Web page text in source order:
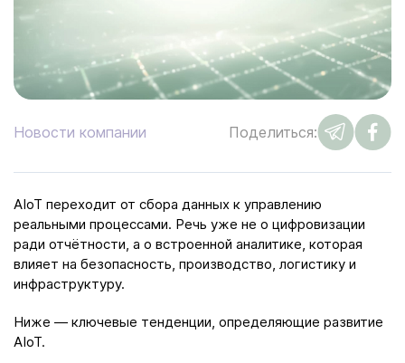
Новости компании Поделиться:
AIoT переходит от сбора данных к управлению
реальными процессами. Речь уже не о цифровизации
ради отчётности, а о встроенной аналитике, которая
влияет на безопасность, производство, логистику и
инфраструктуру.
Ниже — ключевые тенденции, определяющие развитие
AIoT.